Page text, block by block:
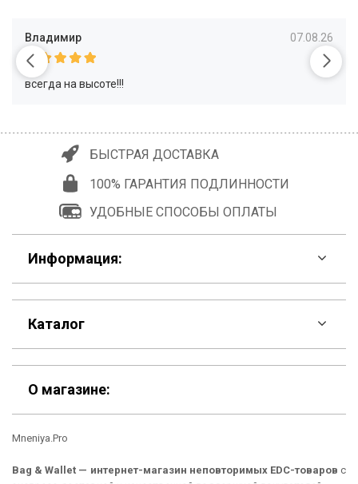
Владимир 07.08.26
всегда на высоте!!!
БЫСТРАЯ ДОСТАВКА
100% ГАРАНТИЯ ПОДЛИННОСТИ
УДОБНЫЕ СПОСОБЫ ОПЛАТЫ
Информация:
F.A.Q
Контакты
Шоурум
Материалы
Каталог
Скидки
Кошельки
О магазине:
Mneniya.Pro
Bag & Wallet — интернет-магазин неповторимых EDC-товаров с